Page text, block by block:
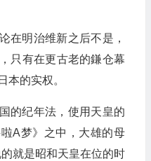
明治维新之后不是，
只有在更古老的鎌仓幕
本的实权。
的纪年法，使用天皇的
A梦》之中，大雄的母
就是昭和天皇在位的时